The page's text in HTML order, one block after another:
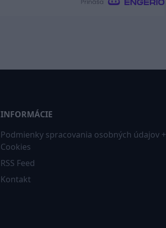
INFORMÁCIE
Podmienky spracovania osobných údajov +
Cookies
RSS Feed
Kontakt